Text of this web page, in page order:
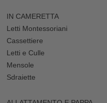
IN CAMERETTA
Letti Montessoriani
Cassettiere
Letti e Culle
Mensole
Sdraiette